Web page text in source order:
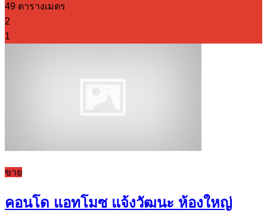
49 ตารางเมตร
2
1
ขาย
คอนโด แอทโมซ แจ้งวัฒนะ ห้องใหญ่